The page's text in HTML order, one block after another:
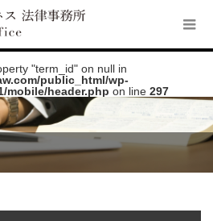
"term_id" on null in
public_html/wp-
mobile/header.php on line 297